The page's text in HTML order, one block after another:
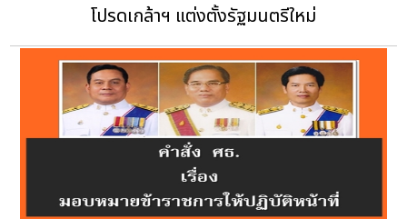
โปรดเกล้าฯ แต่งตั้งรัฐมนตรีใหม่